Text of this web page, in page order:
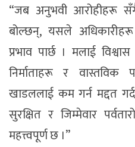
“जब अनुभवी आरोहीहरू
बोल्छन्, यसले अधिकारीहरू
प्रभाव पार्छ । मलाई
निर्माताहरू र वास्तविक
खाडललाई कम गर्न मद्दत
सुरक्षित र जिम्मेवार
महत्त्वपूर्ण छ ।”